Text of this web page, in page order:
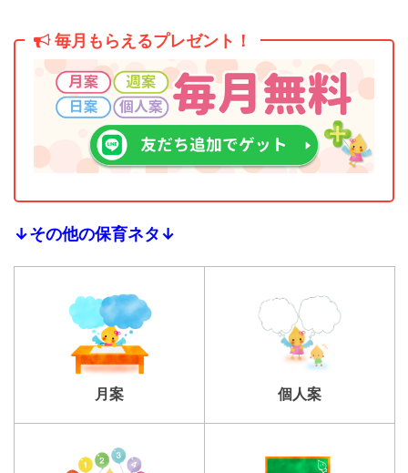
毎月もらえるプレゼント！
↓その他の保育ネタ↓
月案 個人案